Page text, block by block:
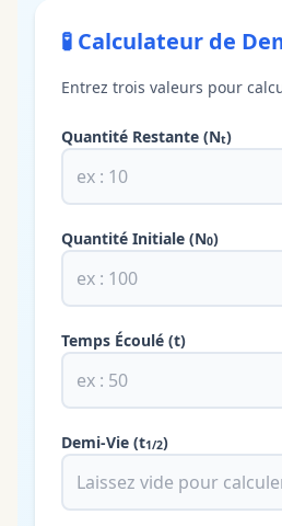
🧪 Calculateur de
Entrez trois valeurs pour
Quantité Restante (Nt)
Quantité Initiale (N0)
Temps Écoulé (t)
Demi-Vie (t1/2)